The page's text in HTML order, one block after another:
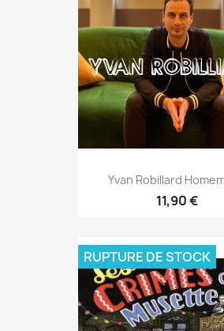
Yvan Robillard
11,90 €
RUPTURE DE STOCK